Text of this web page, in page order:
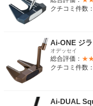
クチコミ件数
Ai-ONE ジ
オデッセイ
総合評価：
クチコミ件数
Ai-DUAL